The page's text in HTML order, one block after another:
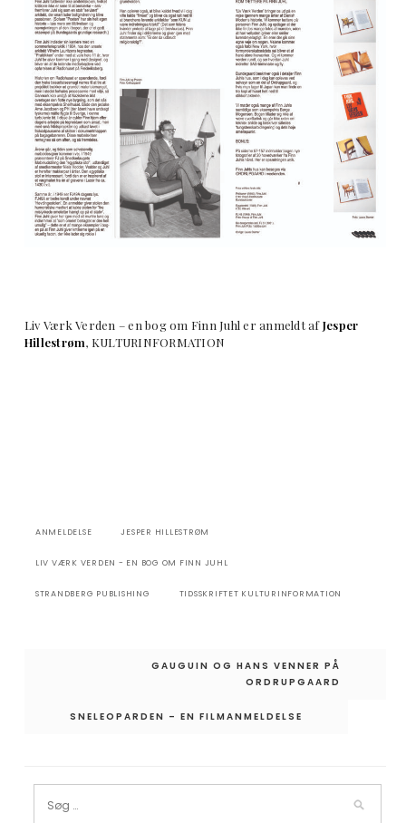
Liv Værk Verden – en bog om Finn Juhl er anmeldt afJesper
Hillestrøm, KULTURINFORMATION
ANMELDELSE JESPER HILLESTRØM
LIV VÆRK VERDEN - EN BOG OM FINN JUHL
STRANDBERG PUBLISHING TIDSSKRIFTET KULTURINFORMATION
IndlægsnavigationGAUGUIN OG HANS VENNER PÅ
ORDRUPGAARD
SNELEOPARDEN – EN FILMANMELDELSE